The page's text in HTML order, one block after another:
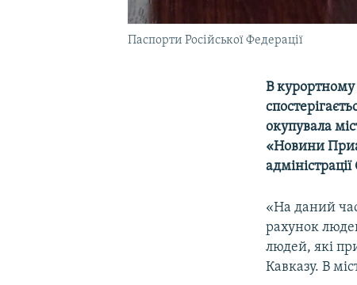
Паспорти Російської Федерації
В курортному
окупувала
«Новини
«На даний
рахунок
людей, які
Кавказу. В